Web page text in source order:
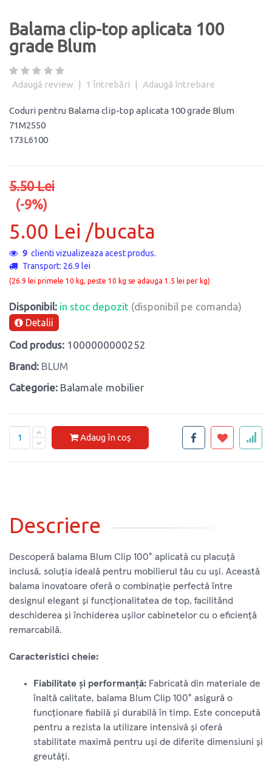
Balama clip-top aplicata 100
grade Blum
Adaugă review | 1 Întrebări | Adaugă întrebare
Coduri pentru Balama clip-top aplicata 100 grade Blum
71M2550
173L6100
5.50 Lei
(-9%)
5.00 Lei /bucata
9 clienti vizualizeaza acest produs.
Transport: 26.9 lei
(26.9 lei primele 10 kg, peste 10 kg se adauga 1.5 lei per kg)
Disponibil: in stoc depozit (disponibil pe comanda)
Detalii
Cod produs: 1000000000252
Brand: BLUM
Categorie: Balamale mobilier
Adaug în coș
Descriere
Descoperă balama Blum Clip 100° aplicată cu placuță
inclusă, soluția ideală pentru mobilierul tău cu uși. Această
balama inovatoare oferă o combinație perfectă între
designul elegant și funcționalitatea de top, facilitând
deschiderea și închiderea ușilor cabinetelor cu o eficiență
remarcabilă.
Caracteristici cheie:
Fiabilitate și performanță: Fabricată din materiale de
înaltă calitate, balama Blum Clip 100° asigură o
funcționare fiabilă și durabilă în timp. Este concepută
pentru a rezista la utilizare intensivă și oferă
stabilitate maximă pentru uși de diferite dimensiuni și
greutăți.